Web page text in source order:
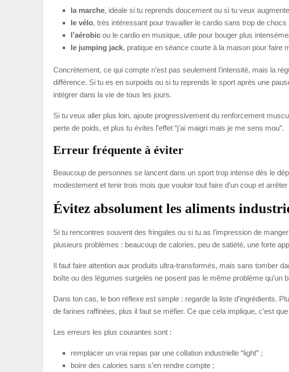
la marche, idéale si tu reprends doucement ou si tu veux
le vélo, très intéressant pour travailler le cardio sans trop de chocs
l’aérobic ou le cardio en musique, utile pour bouger plus
le jumping jack, pratique en séance courte à la maison pour faire
Concrètement, ce qui compte n’est pas seulement l’intensité, mais la
différence. Si tu es en surpoids ou si tu reprends le sport après une
intégrer dans la vie de tous les jours.
Si tu veux aller plus loin, ajoute progressivement du renforcement
perte de poids, et plus tu évites l’effet “j’ai maigri mais je me sens mou”.
Erreur fréquente à éviter
Beaucoup de personnes se lancent dans un sport trop intense dès le
modestement et tenir trois mois que vouloir tout faire d’un coup et
Évitez absolument les aliments
Si tu rencontres souvent des fringales ou si tu as l’impression de
plusieurs problèmes : beaucoup de calories, peu de satiété, une forte
Il faut faire attention aux produits ultra-transformés, mais sans tomber
boîte ou des légumes surgelés ne posent pas le même problème
Dans ton cas, le bon réflexe est simple : regarde la liste d’ingrédients.
de farines raffinées, plus il faut se méfier. Ce que cela implique, c’est
Les erreurs les plus courantes sont :
remplacer un vrai repas par une collation industrielle “light” ;
boire des calories sans s’en rendre compte ;